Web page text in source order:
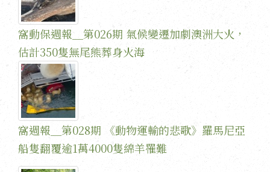
窩動保週報＿第026期 氣候變遷加劇澳洲大火，
估計350隻無尾熊葬身火海
窩週報＿第028期 《動物運輸的悲歌》羅馬尼亞
船隻翻覆逾1萬4000隻綿羊罹難